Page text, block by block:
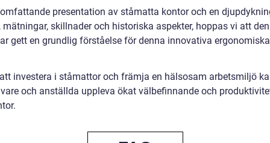
presentation av ståmatta kontor och en
mätningar, skillnader och historiska aspekter, hoppas vi att
gett en grundlig förståelse för denna innovativa ergonomiska
investera i ståmattor och främja en hälsosam arbetsmiljö
och anställda uppleva ökat välbefinnande och